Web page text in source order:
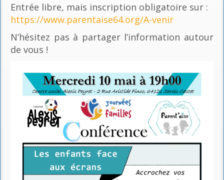
Entrée libre, mais inscription obligatoire sur :
https://www.parentaise64.org/A-venir
N’hésitez pas à partager l’information autour
de vous !